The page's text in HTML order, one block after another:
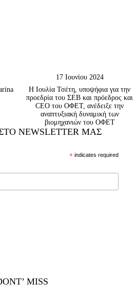
17 Ιουνίου 2024
Η Ιουλία Τσέτη, υποψήφια για την
προεδρία του ΣΕΒ και πρόεδρος και
CEO του ΟΦΕΤ, ανέδειξε την
αναπτυξιακή δυναμική των
βιομηχανιών του ΟΦΕΤ
NEWSLETTER ΜΑΣ
*indicates required
MISS